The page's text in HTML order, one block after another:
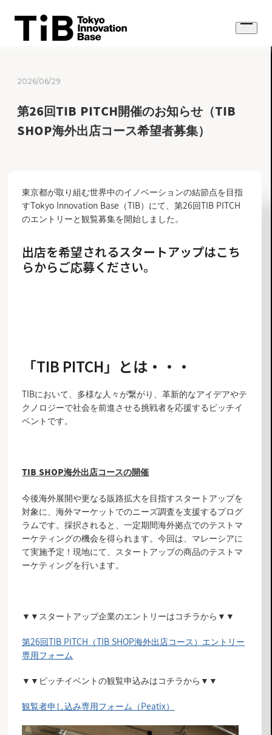
content
Open
2026/06/29
第26回TIB PITCH開催のお知らせ（TIB
SHOP海外出店コース希望者募集）
東京都が取り組む世界中のイノベーションの結節点を目指
すTokyo Innovation Base（TIB）にて、第26回TIB PITCH
のエントリーと観覧募集を開始しました。
出店を希望されるスタートアップはこち
らからご応募ください。
「TIB PITCH」とは・・・
TIBにおいて、多様な人々が繋がり、革新的なアイデアやテ
クノロジーで社会を前進させる挑戦者を応援するピッチイ
ベントです。
TIB SHOP海外出店コースの開催
今後海外展開や更なる販路拡大を目指すスタートアップを
対象に、海外マーケットでのニーズ調査を支援するプログ
ラムです。採択されると、一定期間海外拠点でのテストマ
ーケティングの機会を得られます。今回は、マレーシアに
て実施予定！現地にて、スタートアップの商品のテストマ
ーケティングを行います。
▼▼スタートアップ企業のエントリーはコチラから▼▼
第26回TIB PITCH（TIB SHOP海外出店コース）エントリー
専用フォーム
▼▼ピッチイベントの観覧申込みはコチラから▼▼
観覧者申し込み専用フォーム（Peatix）